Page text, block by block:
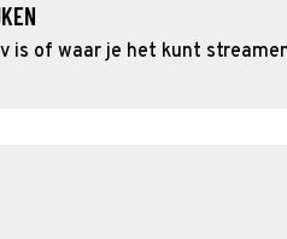
is of waar je het kunt